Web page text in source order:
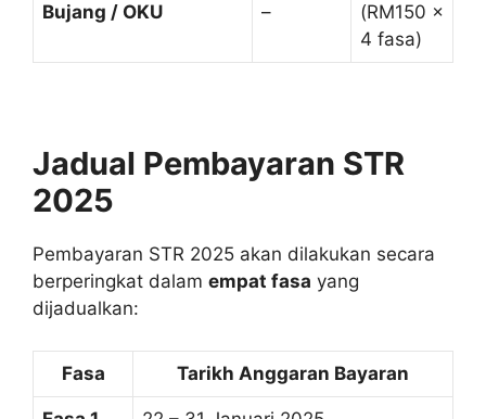
Bujang / OKU –
(RM150 ×
4 fasa)
Jadual Pembayaran STR
2025
Pembayaran STR 2025 akan dilakukan secara
berperingkat dalam empat fasa yang
dijadualkan:
Fasa Tarikh Anggaran Bayaran